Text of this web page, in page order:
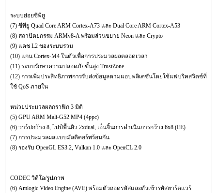
ระบบย่อยซีพียู
(7) ซีพียู Quad Core ARM Cortex-A73 และ Dual Core ARM Cortex-A53
(8) สถาปัตยกรรม ARMv8-A พร้อมส่วนขยาย Neon และ Crypto
(9) แคช L2 ของระบบรวม
(10) แกน Cortex-M4 ในตัวเพื่อการประมวลผลตลอดเวลา
(11) ระบบรักษาความปลอดภัยขั้นสูง TrustZone
(12) การเพิ่มประสิทธิภาพการรับส่งข้อมูลตามแอปพลิเคชันโดยใช้แฟบริคสวิตช์ที่
ใช้ QoS ภายใน
หน่วยประมวลผลกราฟิก 3 มิติ
(5) GPU ARM Mali-G52 MP4 (4ppc)
(6) วาร์ปกว้าง 8, ไปป์พื้นผิว 2xdual, เอ็นจิ้นการดำเนินการกว้าง 6x8 (EE)
(7) การประมวลผลแบบมัลติคอร์พร้อมกัน
(8) รองรับ OpenGL ES3.2, Vulkan 1.0 และ OpenCL 2.0
CODEC วิดีโอ/รูปภาพ
(6) Amlogic Video Engine (AVE) พร้อมตัวถอดรหัสและตัวเข้ารหัสฮาร์ดแวร์